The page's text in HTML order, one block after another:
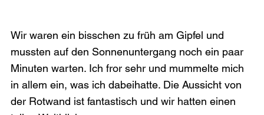
Wir waren ein bisschen zu früh am Gipfel und
mussten auf den Sonnenuntergang noch ein paar
Minuten warten. Ich fror sehr und mummelte mich
in allem ein, was ich dabeihatte. Die Aussicht von
der Rotwand ist fantastisch und wir hatten einen